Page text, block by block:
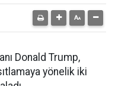
Donald Trump,
yönelik iki